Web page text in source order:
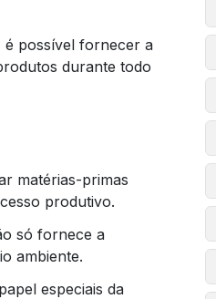
é possível fornecer a
durante todo
matérias-primas
produtivo.
só fornece a
ambiente.
especiais da